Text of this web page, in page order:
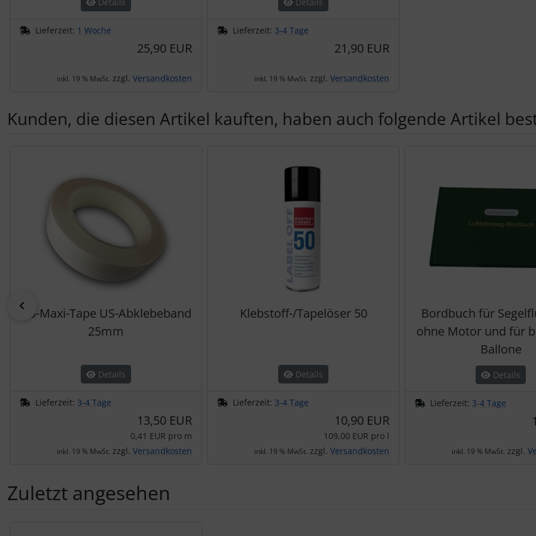
Lieferzeit: 1 Woche
25,90 EUR
inkl. 19 % MwSt. zzgl. Versandkosten
Lieferzeit: 3-4 Tage
21,90 EUR
inkl. 19 % MwSt. zzgl. Versandkosten
Kunden, die diesen Artikel kauften, haben auch folgende Artikel
Bö-Maxi-Tape US-Abklebeband
25mm
Details
Lieferzeit: 3-4 Tage
13,50 EUR
0,41 EUR pro m
inkl. 19 % MwSt. zzgl. Versandkosten
Klebstoff-/Tapelöser 50
Details
Lieferzeit: 3-4 Tage
10,90 EUR
109,00 EUR pro l
inkl. 19 % MwSt. zzgl. Versandkosten
Bordbuch für
ohne Motor und für
Ballone
Details
Lieferzeit: 3-4 Tage
inkl. 19 % MwSt. zzgl.
Zuletzt angesehen